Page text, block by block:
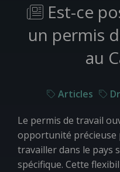
Est-ce
un permis
au
Articles
Le permis de travail
opportunité précieuse
travailler dans le pays
spécifique. Cette